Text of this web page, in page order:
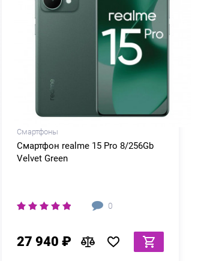
Смартфоны
Смартфон realme 15 Pro 8/256Gb
Velvet Green
0
27 940 ₽